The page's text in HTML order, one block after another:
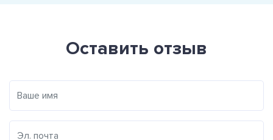
Оставить отзыв